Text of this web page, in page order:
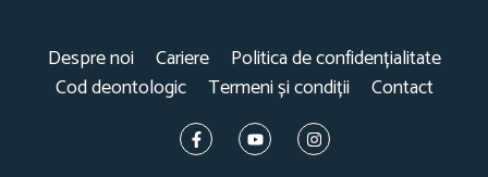
Despre noi Cariere
Politica de confidențialitate
Cod deontologic
Termeni și condiții Contact